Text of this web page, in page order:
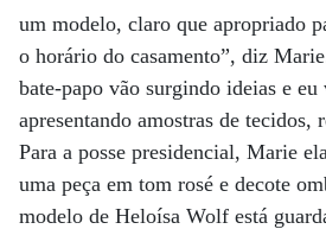
um modelo, claro que apropriado
o horário do casamento”, diz
bate-papo vão surgindo ideias e eu
apresentando amostras de tecidos,
Para a posse presidencial, Marie
uma peça em tom rosé e decote
modelo de Heloísa Wolf está